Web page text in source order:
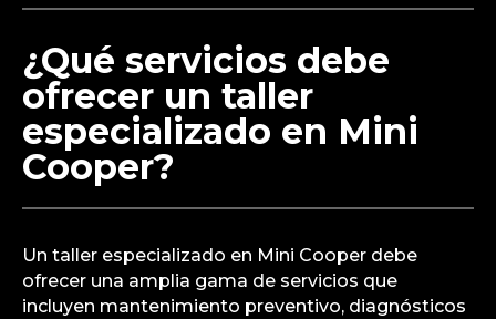
¿Qué servicios debe
ofrecer un taller
especializado en Mini
Cooper?
Un taller especializado en Mini Cooper debe
ofrecer una amplia gama de servicios que
incluyen mantenimiento preventivo, diagnósticos